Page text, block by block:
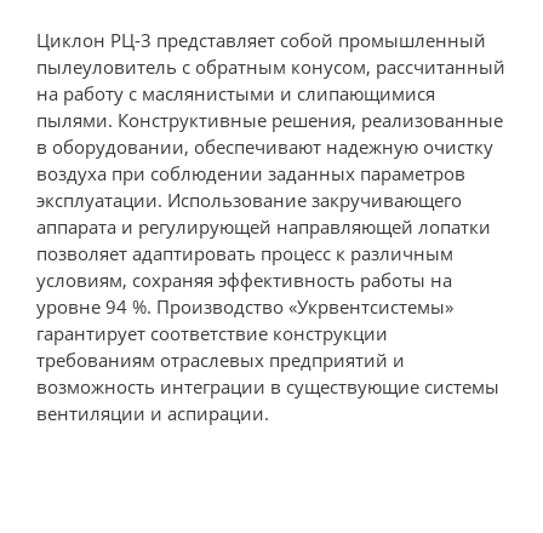
Циклон РЦ-3 представляет собой промышленный
пылеуловитель с обратным конусом, рассчитанный
на работу с маслянистыми и слипающимися
пылями. Конструктивные решения, реализованные
в оборудовании, обеспечивают надежную очистку
воздуха при соблюдении заданных параметров
эксплуатации. Использование закручивающего
аппарата и регулирующей направляющей лопатки
позволяет адаптировать процесс к различным
условиям, сохраняя эффективность работы на
уровне 94 %. Производство «Укрвентсистемы»
гарантирует соответствие конструкции
требованиям отраслевых предприятий и
возможность интеграции в существующие системы
вентиляции и аспирации.